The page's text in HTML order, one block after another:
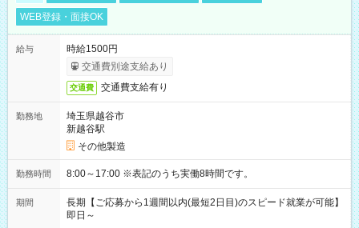
WEB登録・面接OK
給与
時給1500円
交通費別途支給あり
交通費 交通費支給有り
勤務地
埼玉県越谷市
新越谷駅
その他製造
勤務時間 8:00～17:00 ※表記のうち実働8時間です。
期間
長期【ご応募から1週間以内(最短2日目)のスピード就業が可能】
即日～